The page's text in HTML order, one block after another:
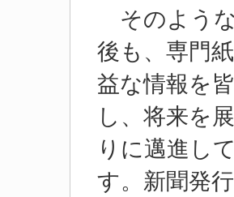
そのよう
後も、専門
益な情報を
し、将来を
りに邁進し
す。新聞発